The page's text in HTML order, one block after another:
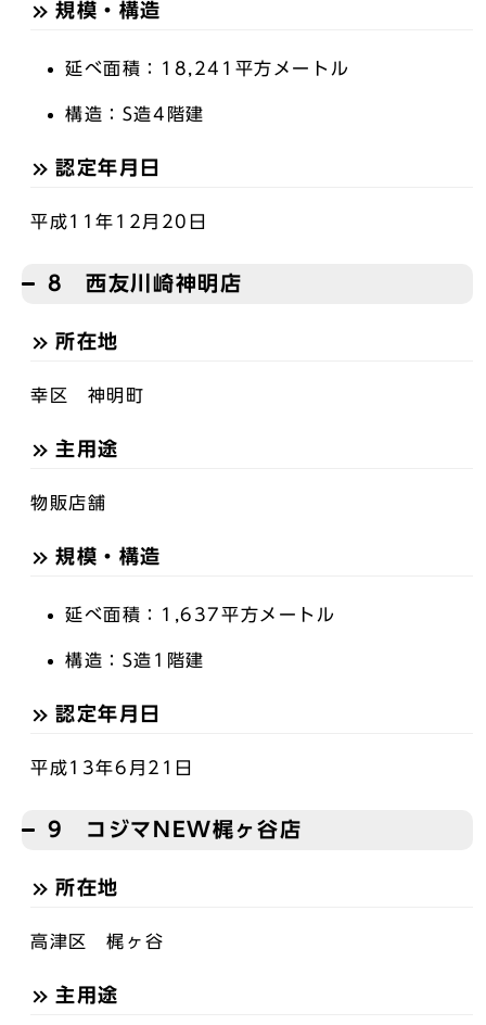
規模・構造
延べ面積：18,241平方メートル
構造：S造4階建
認定年月日
平成11年12月20日
8 西友川崎神明店
所在地
幸区 神明町
主用途
物販店舗
規模・構造
延べ面積：1,637平方メートル
構造：S造1階建
認定年月日
平成13年6月21日
9 コジマNEW梶ヶ谷店
所在地
高津区 梶ヶ谷
主用途